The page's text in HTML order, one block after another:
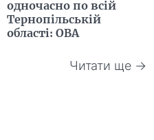
одночасно по всій
Тернопільській
області: ОВА
Читати ще →